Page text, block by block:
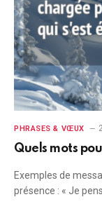
PHRASES & VŒUX
Quels mots
Exemples de
présence : « Je